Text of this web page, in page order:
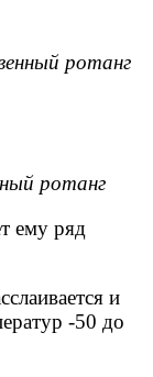
ротанг
ротанг
ему ряд
и
-50 до